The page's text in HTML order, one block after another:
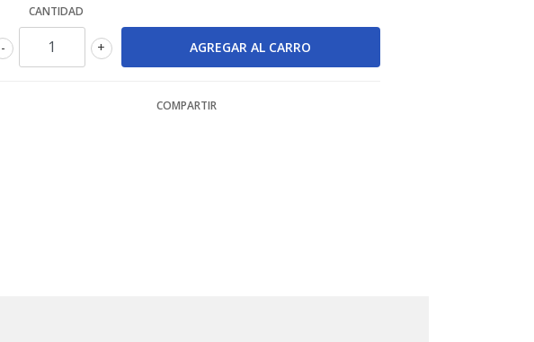
CANTIDAD
+
-
COMPARTIR